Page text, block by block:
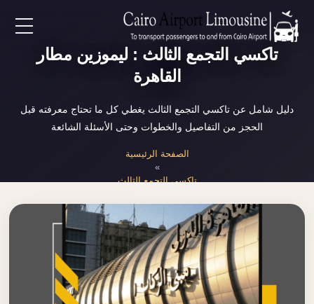
EN
AR
خدمات المطار
نحن
تاكسي التجمع الثالث : ليموزين مطار
القاهرة
دليل شامل عن تاكسي التجمع الثالث يغطي كل ما تحتاج معرفته قبل
الحجز من التفاصيل والخطوات وحتى الأسئلة الشائعة
الصفحة الرئيسية
تاكسي التجمع الثالث